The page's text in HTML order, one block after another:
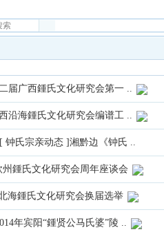
届广西鍾氏文化研究会第一 ..
沿海鍾氏文化研究会编谱工 ..
[ 钟氏宗亲动态 ]湘黔边《钟氏 ..
州鍾氏文化研究会周年座谈会
海鍾氏文化研究会换届选举
年宾阳“鍾贤公马氏婆”陵 ..